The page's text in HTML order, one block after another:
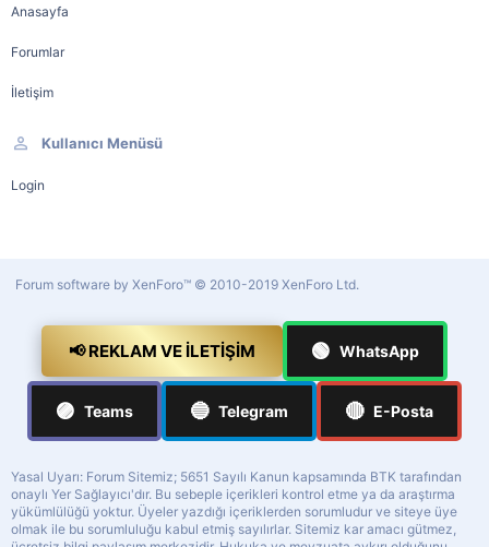
Anasayfa
Forumlar
İletişim
Kullanıcı Menüsü
Login
Forum software by XenForo™ © 2010-2019 XenForo Ltd.
📢 REKLAM VE İLETIŞIM 🟢 WhatsApp
🟣 Teams 🔵 Telegram 🔴 E-Posta
Yasal Uyarı: Forum Sitemiz; 5651 Sayılı Kanun kapsamında BTK tarafından
onaylı Yer Sağlayıcı'dır. Bu sebeple içerikleri kontrol etme ya da araştırma
yükümlülüğü yoktur. Üyeler yazdığı içeriklerden sorumludur ve siteye üye
olmak ile bu sorumluluğu kabul etmiş sayılırlar. Sitemiz kar amacı gütmez,